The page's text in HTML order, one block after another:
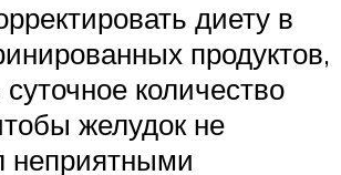
диету в
продуктов,
количество
желудок не
неприятными